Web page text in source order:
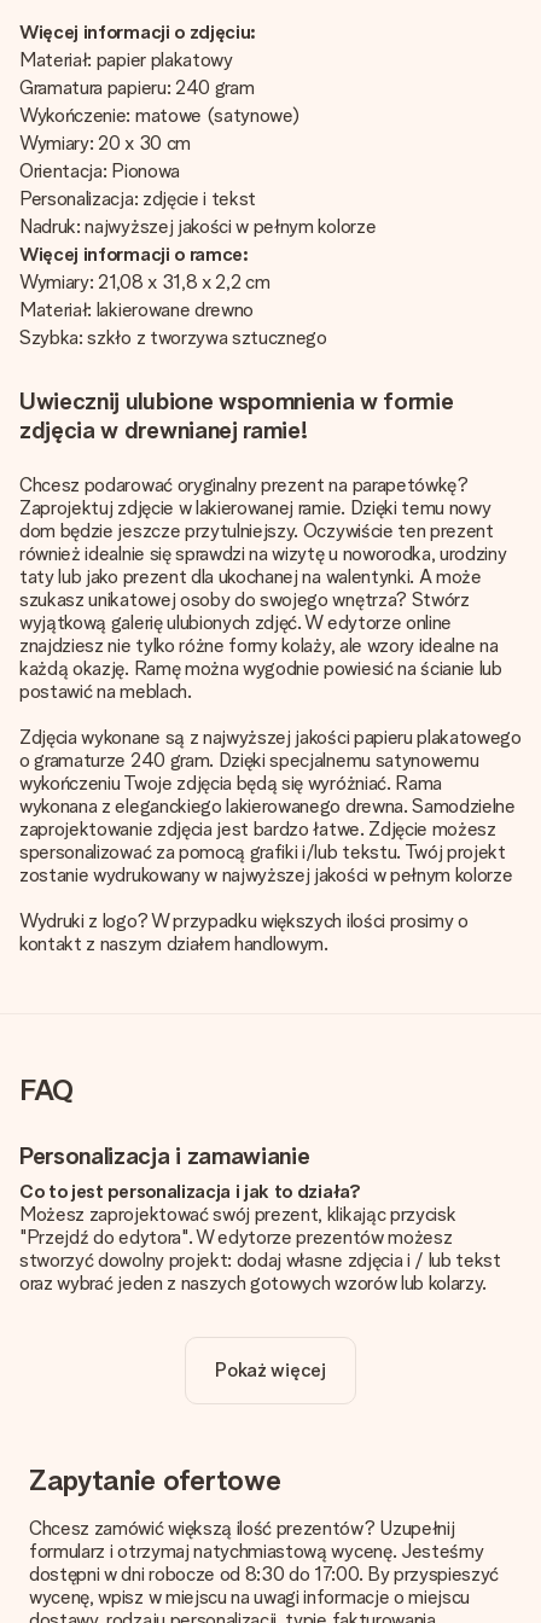
Więcej informacji o zdjęciu:
Materiał: papier plakatowy
Gramatura papieru: 240 gram
Wykończenie: matowe (satynowe)
Wymiary: 20 x 30 cm
Orientacja: Pionowa
Personalizacja: zdjęcie i tekst
Nadruk: najwyższej jakości w pełnym kolorze
Więcej informacji o ramce:
Wymiary: 21,08 x 31,8 x 2,2 cm
Materiał: lakierowane drewno
Szybka: szkło z tworzywa sztucznego
Uwiecznij ulubione wspomnienia w formie
zdjęcia w drewnianej ramie!
Chcesz podarować oryginalny prezent na parapetówkę?
Zaprojektuj zdjęcie w lakierowanej ramie. Dzięki temu nowy
dom będzie jeszcze przytulniejszy. Oczywiście ten prezent
również idealnie się sprawdzi na wizytę u noworodka, urodziny
taty lub jako prezent dla ukochanej na walentynki. A może
szukasz unikatowej osoby do swojego wnętrza? Stwórz
wyjątkową galerię ulubionych zdjęć. W edytorze online
znajdziesz nie tylko różne formy kolaży, ale wzory idealne na
każdą okazję. Ramę można wygodnie powiesić na ścianie lub
postawić na meblach.
Zdjęcia wykonane są z najwyższej jakości papieru plakatowego
o gramaturze 240 gram. Dzięki specjalnemu satynowemu
wykończeniu Twoje zdjęcia będą się wyróżniać. Rama
wykonana z eleganckiego lakierowanego drewna. Samodzielne
zaprojektowanie zdjęcia jest bardzo łatwe. Zdjęcie możesz
spersonalizować za pomocą grafiki i/lub tekstu. Twój projekt
zostanie wydrukowany w najwyższej jakości w pełnym kolorze
Wydruki z logo? W przypadku większych ilości prosimy o
kontakt z naszym działem handlowym.
FAQ
Personalizacja i zamawianie
Co to jest personalizacja i jak to działa?
Możesz zaprojektować swój prezent, klikając przycisk
"Przejdź do edytora". W edytorze prezentów możesz
stworzyć dowolny projekt: dodaj własne zdjęcia i / lub tekst
oraz wybrać jeden z naszych gotowych wzorów lub kolarzy.
Cena podana na stronie internetowej obejmuje personalizację
Twojego prezentu - ilość zdjęć lub tekstów nie wpływa na
jakość?
Chcemy mieć pewność, że będziesz w pełni zadowolony ze
wysokiej jakości. Jeśli nie masz pewności co do jakości zdjęcia,
skontaktuj się z naszym działem obsługi klienta i dołącz
zdjęcie wraz z prezentem, który chcesz zamówić. Będą oni
mogli sprawdzić dla Ciebie jakość zdjęcia!
Pokaż więcej
Zapytanie ofertowe
Chcesz zamówić większą ilość prezentów? Uzupełnij
formularz i otrzymaj natychmiastową wycenę. Jesteśmy
dostępni w dni robocze od 8:30 do 17:00. By przyspieszyć
wycenę, wpisz w miejscu na uwagi informacje o miejscu